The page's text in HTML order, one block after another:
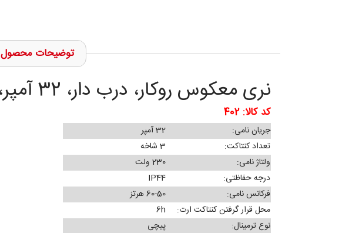
توضیحات محصول
نری معکوس روکار، درب دار، 32 آمپر، سه شاخه
کد کالا: 402
جریان نامی:
32 آمپر
تعداد کنتاکت:
3 شاخه
ولتاژ نامی:
230 ولت
درجه حفاظتی:
IP44
فرکانس نامی:
60-50 هرتز
محل قرار گرفتن کنتاکت ارت:
6h
نوع ترمینال:
پیچی